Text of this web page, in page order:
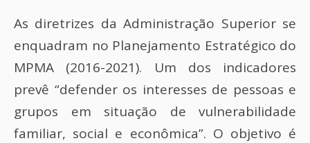
As diretrizes da Administração Superior se
enquadram no Planejamento Estratégico do
MPMA (2016-2021). Um dos indicadores
prevê “defender os interesses de pessoas e
grupos em situação de vulnerabilidade
familiar, social e econômica”. O objetivo é